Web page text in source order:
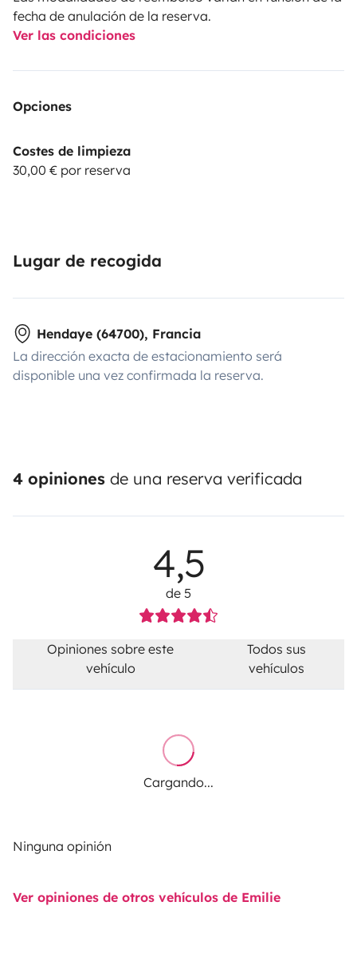
fecha de anulación de la reserva.
Ver las condiciones
Opciones
Costes de limpieza
30,00 € por reserva
Lugar de recogida
Hendaye (64700), Francia
La dirección exacta de estacionamiento será
disponible una vez confirmada la reserva.
4 opiniones de una reserva verificada
4,5
de 5
Opiniones sobre este
vehículo
Todos sus
vehículos
Cargando...
Ninguna opinión
Ver opiniones de otros vehículos de Emilie